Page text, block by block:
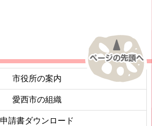
市役所の案内
愛西市の組織
申請書ダウンロード